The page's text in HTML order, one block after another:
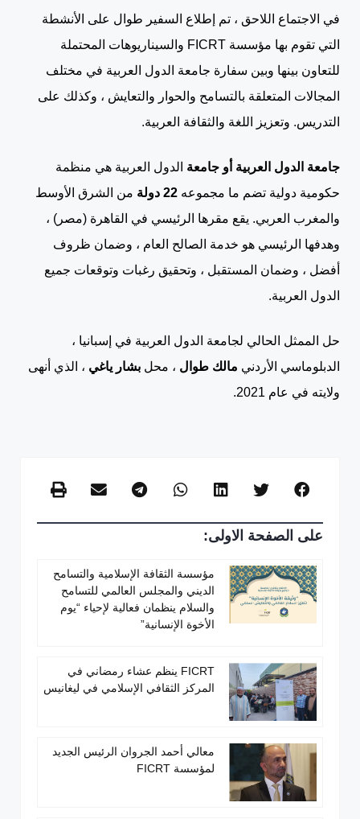
في الاجتماع اللاحق ، تم إطلاع السفير طوال على الأنشطة
التي تقوم بها مؤسسة FICRT والسيناريوهات المحتملة
للتعاون بينها وبين سفارة جامعة الدول العربية في مختلف
المجالات المتعلقة بالتسامح والحوار والتعايش ، وكذلك على
التدريس. وتعزيز اللغة والثقافة العربية.
جامعة الدول العربية أو جامعة الدول العربية هي منظمة
حكومية دولية تضم ما مجموعه 22 دولة
من الشرق الأوسط
والمغرب العربي. يقع مقرها الرئيسي في القاهرة (مصر) ،
وهدفها الرئيسي هو خدمة الصالح العام ، وضمان ظروف
أفضل ، وضمان المستقبل ، وتحقيق رغبات وتوقعات جميع
الدول العربية.
حل الممثل الحالي لجامعة الدول العربية في إسبانيا ،
الدبلوماسي الأردني مالك طوال ، محل بشار ياغي ، الذي أنهى
ولايته في عام 2021.
على الصفحة الاولى:
مؤسسة الثقافة الإسلامية والتسامح
الديني والمجلس العالمي للتسامح
والسلام ينظمان فعالية لإحياء “يوم
الأخوة الإنسانية”
FICRT ينظم عشاء رمضاني في
المركز الثقافي الإسلامي في ليغانيس
معالي أحمد الجروان الرئيس الجديد
لمؤسسة FICRT